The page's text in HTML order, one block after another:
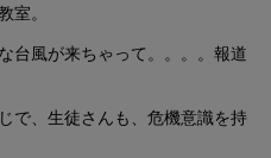
室。
台風が来ちゃって。。。。報道
で、生徒さんも、危機意識を持